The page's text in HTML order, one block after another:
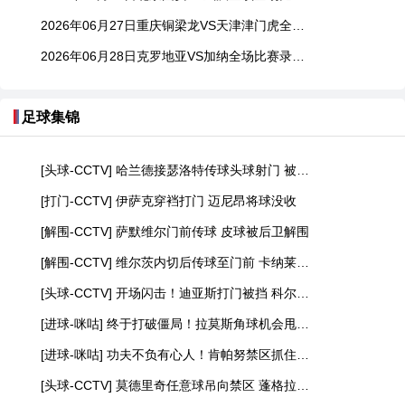
2026年06月27日重庆铜梁龙VS天津津门虎全场比赛录像回放
2026年06月28日克罗地亚VS加纳全场比赛录像回放
足球集锦
[头球-CCTV] 哈兰德接瑟洛特传球头球射门 被门将没收
[打门-CCTV] 伊萨克穿裆打门 迈尼昂将球没收
[解围-CCTV] 萨默维尔门前传球 皮球被后卫解围
[解围-CCTV] 维尔茨内切后传球至门前 卡纳莱极限解围
[头球-CCTV] 开场闪击！迪亚斯打门被挡 科尔多瓦头球顶高
[进球-咪咕] 终于打破僵局！拉莫斯角球机会甩头破门
[进球-咪咕] 功夫不负有心人！肯帕努禁区抓住机会死角破门
[头球-CCTV] 莫德里奇任意球吊向禁区 蓬格拉契奇头球射门顶高